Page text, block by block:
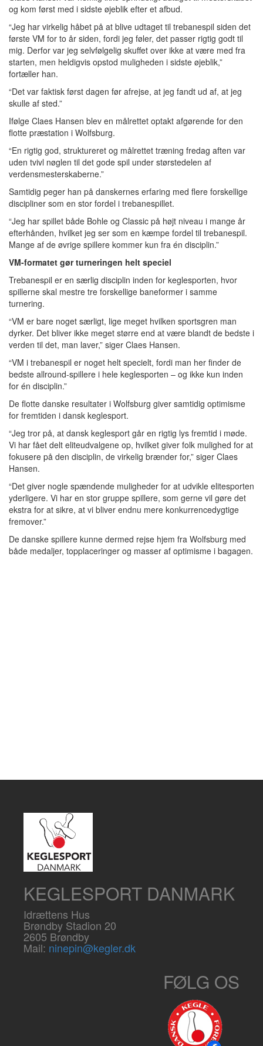
og kom først med i sidste øjeblik efter et afbud.
“Jeg har virkelig håbet på at blive udtaget til trebanespil siden det
første VM for to år siden, fordi jeg føler, det passer rigtig godt til
mig. Derfor var jeg selvfølgelig skuffet over ikke at være med fra
starten, men heldigvis opstod muligheden i sidste øjeblik,”
fortæller han.
“Det var faktisk først dagen før afrejse, at jeg fandt ud af, at jeg
skulle af sted.”
Ifølge Claes Hansen blev en målrettet optakt afgørende for den
flotte præstation i Wolfsburg.
“En rigtig god, struktureret og målrettet træning fredag aften var
uden tvivl nøglen til det gode spil under størstedelen af
verdensmesterskaberne.”
Samtidig peger han på danskernes erfaring med flere forskellige
discipliner som en stor fordel i trebanespillet.
“Jeg har spillet både Bohle og Classic på højt niveau i mange år
efterhånden, hvilket jeg ser som en kæmpe fordel til trebanespil.
Mange af de øvrige spillere kommer kun fra én disciplin.”
VM-formatet gør turneringen helt speciel
Trebanespil er en særlig disciplin inden for keglesporten, hvor
spillerne skal mestre tre forskellige baneformer i samme
turnering.
“VM er bare noget særligt, lige meget hvilken sportsgren man
dyrker. Det bliver ikke meget større end at være blandt de bedste i
verden til det, man laver,” siger Claes Hansen.
“VM i trebanespil er noget helt specielt, fordi man her finder de
bedste allround-spillere i hele keglesporten – og ikke kun inden
for én disciplin.”
De flotte danske resultater i Wolfsburg giver samtidig optimisme
for fremtiden i dansk keglesport.
“Jeg tror på, at dansk keglesport går en rigtig lys fremtid i møde.
Vi har fået delt eliteudvalgene op, hvilket giver folk mulighed for at
fokusere på den disciplin, de virkelig brænder for,” siger Claes
Hansen.
“Det giver nogle spændende muligheder for at udvikle elitesporten
yderligere. Vi har en stor gruppe spillere, som gerne vil gøre det
ekstra for at sikre, at vi bliver endnu mere konkurrencedygtige
fremover.”
De danske spillere kunne dermed rejse hjem fra Wolfsburg med
både medaljer, topplaceringer og masser af optimisme i bagagen.
KEGLESPORT DANMARK
Idrættens Hus
Brøndby Stadion 20
2605 Brøndby
Mail: ninepin@kegler.dk
FØLG OS